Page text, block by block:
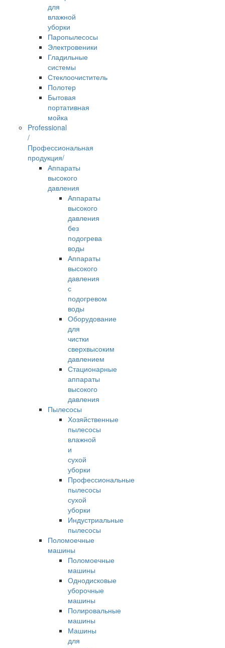
для
влажной
уборки
Паропылесосы
Электровеники
Гладильные
системы
Стеклоочиститель
Полотер
Бытовая
портативная
мойка
Professional
/
Профессиональная
продукция/
Аппараты
высокого
давления
Аппараты
высокого
давления
без
подогрева
воды
Аппараты
высокого
давления
с
подогревом
воды
Оборудование
для
чистки
сверхвысоким
давлением
Стационарные
аппараты
высокого
давления
Пылесосы
Хозяйственные
пылесосы
влажной
и
сухой
уборки
Профессиональные
пылесосы
сухой
уборки
Индустриальные
пылесосы
Поломоечные
машины
Поломоечные
машины
Однодисковые
уборочные
машины
Полировальные
машины
Машины
для